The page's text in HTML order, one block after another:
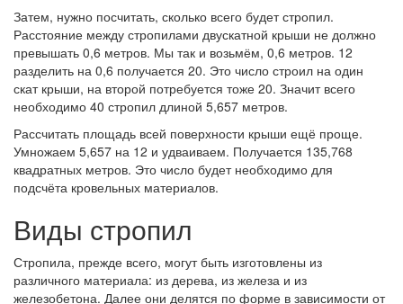
Затем, нужно посчитать, сколько всего будет стропил.
Расстояние между стропилами двускатной крыши не должно
превышать 0,6 метров. Мы так и возьмём, 0,6 метров. 12
разделить на 0,6 получается 20. Это число строил на один
скат крыши, на второй потребуется тоже 20. Значит всего
необходимо 40 стропил длиной 5,657 метров.
Рассчитать площадь всей поверхности крыши ещё проще.
Умножаем 5,657 на 12 и удваиваем. Получается 135,768
квадратных метров. Это число будет необходимо для
подсчёта кровельных материалов.
Виды стропил
Стропила, прежде всего, могут быть изготовлены из
различного материала: из дерева, из железа и из
железобетона. Далее они делятся по форме в зависимости от